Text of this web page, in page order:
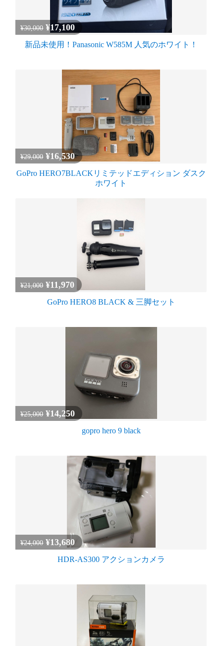
¥30,000 ¥17,100
新品未使用！Panasonic W585M 人気のホワイト！
¥29,000 ¥16,530
GoPro HERO7BLACKリミテッドエディション ダスク
ホワイト
¥21,000 ¥11,970
GoPro HERO8 BLACK & 三脚セット
¥25,000 ¥14,250
gopro hero 9 black
¥24,000 ¥13,680
HDR-AS300 アクションカメラ